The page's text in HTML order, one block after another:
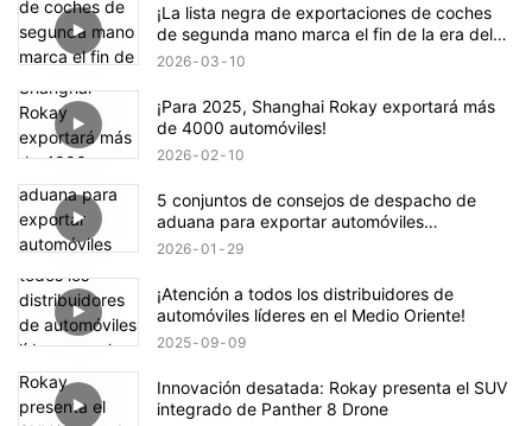
¡La lista negra de exportaciones de coches
de segunda mano marca el fin de la era del
crecimiento salvaje!
2026 03 10
¡Para 2025, Shanghai Rokay exportará más
de 4000 automóviles!
2026 02 10
5 conjuntos de consejos de despacho de
aduana para exportar automóviles
modificados, ¡todos ellos indispensables!
2026 01 29
¡Atención a todos los distribuidores de
automóviles líderes en el Medio Oriente!
2025 09 09
Innovación desatada: Rokay presenta el SUV
integrado de Panther 8 Drone